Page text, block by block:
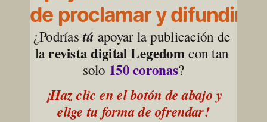
de proclamar y difundir la
¿Podrías tú apoyar la publicación de
la revista digital Legedom con tan
solo 150 coronas?
¡Haz clic en el botón de abajo y
elige tu forma de ofrendar!